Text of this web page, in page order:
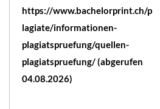
https://www.bachelorprint.ch/p
lagiate/informationen-
plagiatspruefung/quellen-
plagiatspruefung/ (abgerufen
04.08.2026)